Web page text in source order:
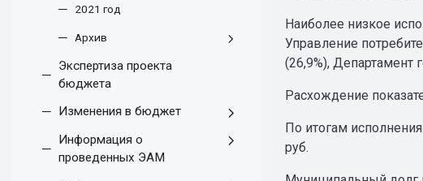
2021 год
Архив
Экспертиза проекта
бюджета
Изменения в бюджет
Информация о
проведенных ЭАМ
Наиболее низкое
Управление
(26,9%), Департамент
Расхождение
По итогам
руб.